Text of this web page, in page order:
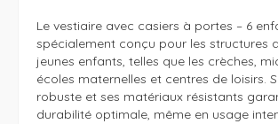
Le vestiaire avec casiers à portes – 6
spécialement conçu pour les structures
jeunes enfants, telles que les crèches,
écoles maternelles et centres de loisirs.
robuste et ses matériaux résistants
durabilité optimale, même en usage